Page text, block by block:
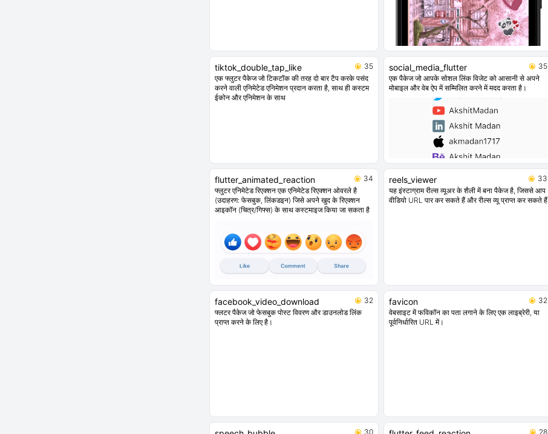
tiktok_double_tap_like
35
एक फ्लुटर पैकेज जो टिकटॉक की तरह दो बार टैप करके पसंद
करने वाली एनिमेटेड एनिमेशन प्रदान करता है, साथ ही कस्टम
ईकोन और एनिमेशन के साथ
social_media_flutter
35
एक पैकेज जो आपके सोशल लिंक विजेट को आसानी से अपने
मोबाइल और वेब ऐप में सम्मिलित करने में मदद करता है।
flutter_animated_reaction
34
फ्लुटर एनिमेटेड रिएक्शन एक एनिमेटेड रिएक्शन ओवरले है
(उदाहरण: फेसबुक, लिंकडइन) जिसे अपने खुद के रिएक्शन
आइकॉन (चित्र/गिफ्स) के साथ कस्टमाइज किया जा सकता है
reels_viewer
33
यह इंस्टाग्राम रील्स व्यूअर के शैली में बना पैकेज है, जिससे आप
वीडियो URL पार कर सकते हैं और रील्स व्यू प्राप्त कर सकते हैं
facebook_video_download
32
फ्लटर पैकेज जो फेसबुक पोस्ट विवरण और डाउनलोड लिंक
प्राप्त करने के लिए है।
favicon
32
वेबसाइट में फविकॉन का पता लगाने के लिए एक लाइब्रेरी, या
पूर्वनिर्धारित URL में।
30 28